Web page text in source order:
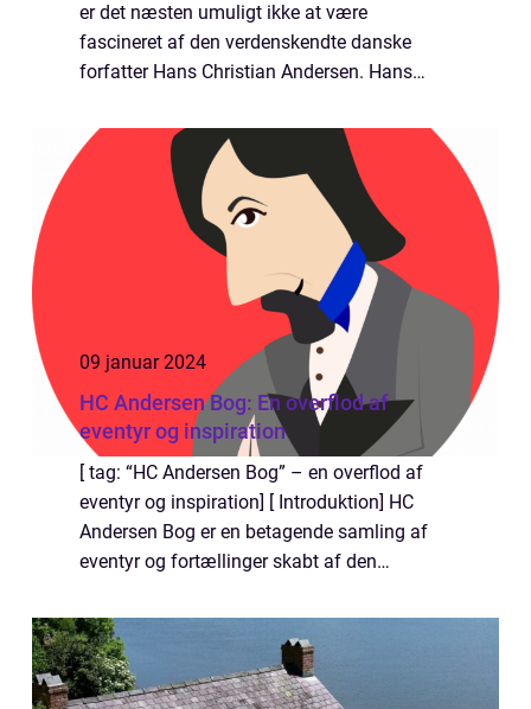
er det næsten umuligt ikke at være
fascineret af den verdenskendte danske
forfatter Hans Christian Andersen. Hans
inspireret generationer af mennesker over
09 januar 2024
HC Andersen Bog: En overflod af
eventyr og inspiration
[ tag: “HC Andersen Bog” – en overflod af
eventyr og inspiration] [ Introduktion] HC
Andersen Bog er en betagende samling af
eventyr og fortællinger skabt af den
Andersen. Bogen er en skattekiste...